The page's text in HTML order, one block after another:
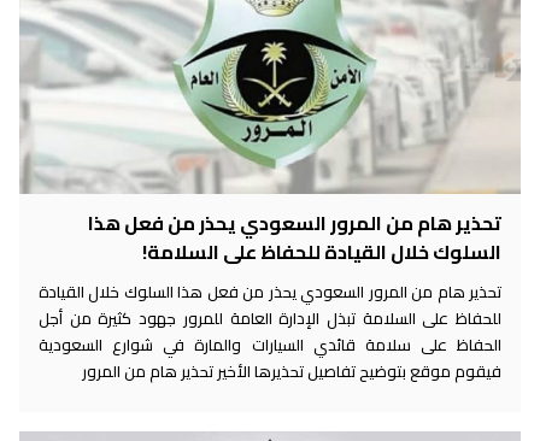
تحذير هام من المرور السعودي يحذر من فعل هذا
السلوك خلال القيادة للحفاظ على السلامة!
تحذير هام من المرور السعودي يحذر من فعل هذا السلوك خلال القيادة
للحفاظ على السلامة تبذل الإدارة العامة للمرور جهود كثيرة من أجل
الحفاظ على سلامة قائدي السيارات والمارة في شوارع السعودية
فيقوم موقع بتوضيح تفاصيل تحذيرها الأخير تحذير هام من المرور